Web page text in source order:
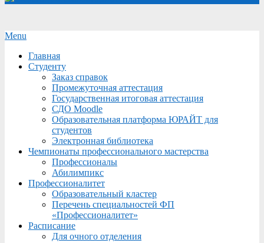
Secondary
Menu
Menu
Главная
Студенту
Заказ справок
Промежуточная аттестация
Государственная итоговая аттестация
СДО Moodle
Образовательная платформа ЮРАЙТ для
студентов
Электронная библиотека
Чемпионаты профессионального мастерства
Профессионалы
Абилимпикс
Профессионалитет
Образовательный кластер
Перечень специальностей ФП
«Профессионалитет»
Расписание
Для очного отделения